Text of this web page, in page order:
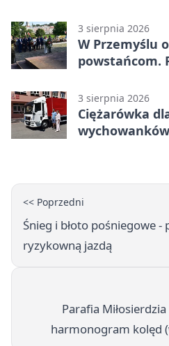
3 sierpnia 2026
W Przemyślu
powstańcom.
3 sierpnia 2026
Ciężarówka
<< Poprzedni
Śnieg i błoto pośniegowe
ryzykowną jazdą
Parafia
harmonogram kolęd